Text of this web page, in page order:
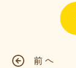
前へ